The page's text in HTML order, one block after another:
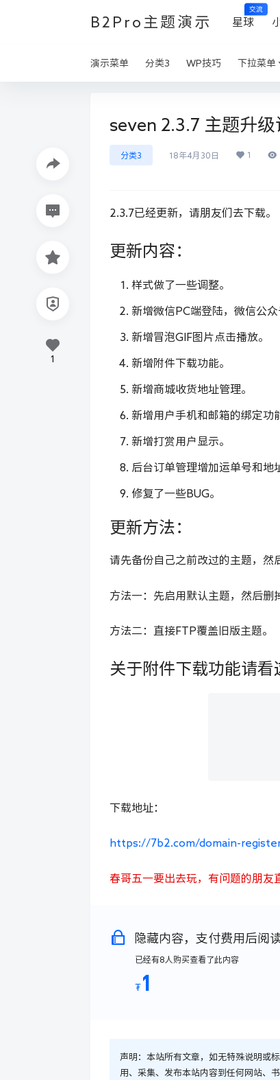
B2Pro主题演示 星球
交流
演示菜单 分类3 WP技巧 下拉菜单
seven 2.3.7 主题升级
分类3 18年4月30日 1
2.3.7已经更新，请朋友们去下载。
更新内容：
样式做了一些调整。
新增微信PC端登陆，微信公
新增冒泡GIF图片点击播放。
新增附件下载功能。
新增商城收货地址管理。
新增用户手机和邮箱的绑定功
新增打赏用户显示。
后台订单管理增加运单号和地
修复了一些BUG。
更新方法：
请先备份自己之前改过的主题，然
方法一： 先启用默认主题，然后删
方法二： 直接FTP覆盖旧版主题。
关于附件下载功能请看
下载地址：
https://7b2.com/domain-
春哥五一要出去玩，有问题的朋友
隐藏内容，支付费用后阅
已经有8 人购买查看了此内容
₮ 1
声明： 本站所有文章，如无特殊说明或
用、采集、发布本站内容到任何网站、
1